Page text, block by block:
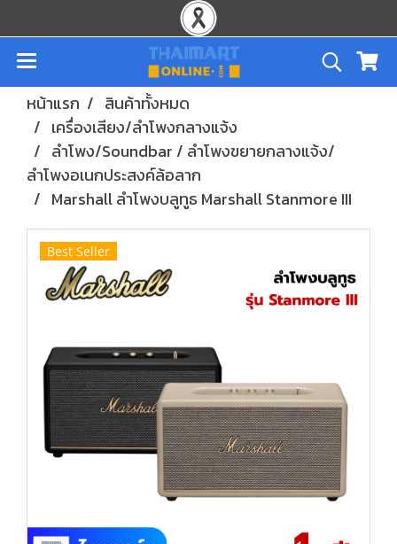
หน้าแรก
สินค้าทั้งหมด
เครื่องเสียง/ลำโพงกลางแจ้ง
ลำโพง/Soundbar / ลำโพงขยายกลางแจ้ง/
ลำโพงอเนกประสงค์ล้อลาก
Marshall ลำโพงบลูทูธ Marshall Stanmore III
Best Seller